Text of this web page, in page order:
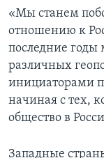
«Мы станем
отношению к
последние
различных
инициаторами
начиная с тех,
общество в
Западные